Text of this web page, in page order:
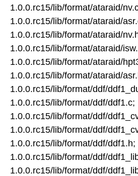
1.0.0.rc15/lib/format/ataraid/
1.0.0.rc15/lib/format/ataraid/
1.0.0.rc15/lib/format/ataraid/
1.0.0.rc15/lib/format/ataraid/
1.0.0.rc15/lib/format/ataraid/
1.0.0.rc15/lib/format/ataraid/
1.0.0.rc15/lib/format/ddf/
1.0.0.rc15/lib/format/ddf/ddf1.c;
1.0.0.rc15/lib/format/ddf/
1.0.0.rc15/lib/format/ddf/
1.0.0.rc15/lib/format/ddf/ddf1.h;
1.0.0.rc15/lib/format/ddf/
1.0.0.rc15/lib/format/ddf/